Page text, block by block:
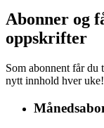
Abonner og
oppskrifter
Som abonnent får
nytt innhold hver uke!